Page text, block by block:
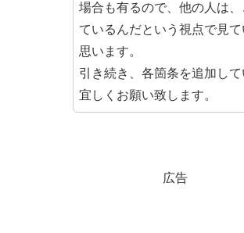
場合も有るので、他の人は
ているんだという視点で見
思います。
引き続き、各箇条を追加して
宜しくお願い致します。
広告